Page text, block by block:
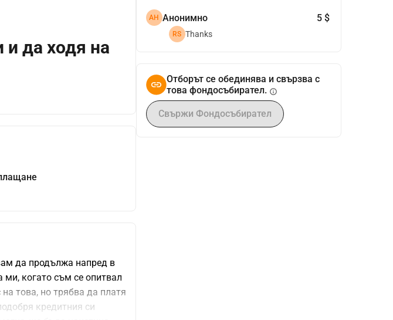
да ходя на
да продължа напред в
когато съм се опитвал
това, но трябва да платя
кредитния си
АН Анонимно 5 $
RS Thanks
Отборът се обединява и свързва с
това фондосъбирател. info
Свържи Фондосъбирател